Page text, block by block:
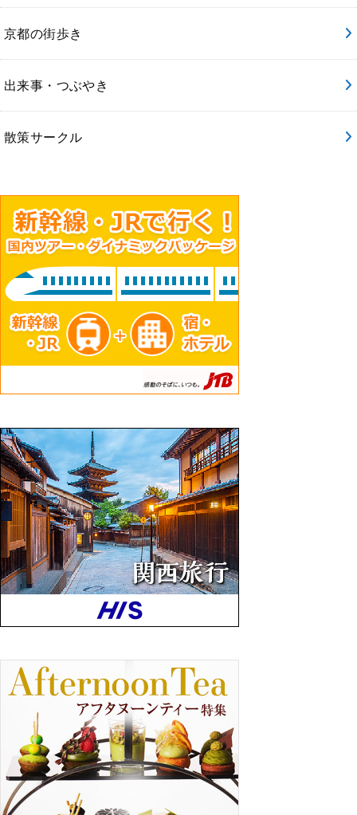
京都の街歩き
出来事・つぶやき
散策サークル